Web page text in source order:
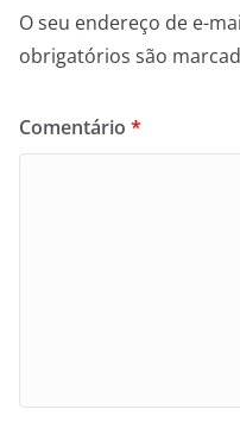
O seu endereço de e-
obrigatórios são
Comentário *